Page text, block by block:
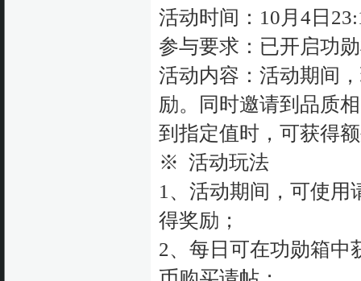
活动时间：10月4日
参与要求：已开启功
活动内容：活动期间
励。同时邀请到品质
到指定值时，可获得
※ 活动玩法
1、活动期间，可使用
得奖励；
2、每日可在功勋箱中